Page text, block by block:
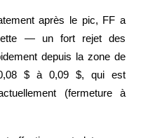
cryptomonnaies
après le pic, FF a
— un fort rejet des
depuis la zone de
$ à 0,09 $, qui est
(fermeture à